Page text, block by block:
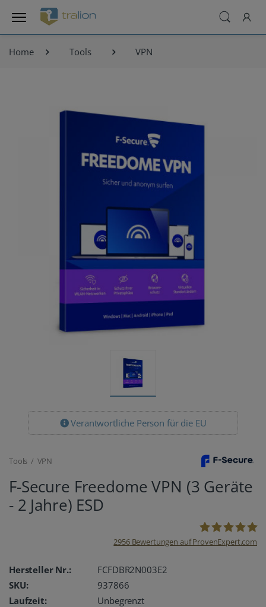
Home Tools VPN
Verantwortliche Person für die EU
Tools / VPN
F-Secure Freedome VPN (3 Geräte
- 2 Jahre) ESD
2956Bewertungen auf ProvenExpert.com
Hersteller Nr.:
FCFDBR2N003E2
SKU:
937866
Laufzeit:
Unbegrenzt